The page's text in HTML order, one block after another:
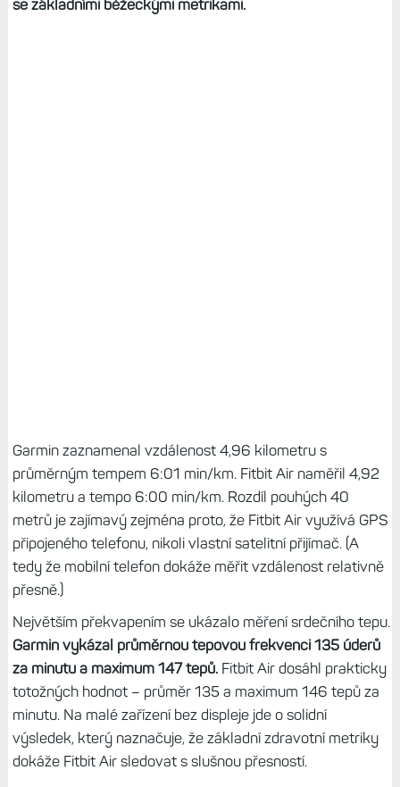
se základními běžeckými metrikami.
Garmin zaznamenal vzdálenost 4,96 kilometru s
průměrným tempem 6:01 min/km. Fitbit Air naměřil 4,92
kilometru a tempo 6:00 min/km. Rozdíl pouhých 40
metrů je zajímavý zejména proto, že Fitbit Air využívá GPS
připojeného telefonu, nikoli vlastní satelitní přijímač. (A
tedy že mobilní telefon dokáže měřit vzdálenost relativně
přesně.)
Největším překvapením se ukázalo měření srdečního tepu.
Garmin vykázal průměrnou tepovou frekvenci 135 úderů
za minutu a maximum 147 tepů.Fitbit Air dosáhl prakticky
totožných hodnot – průměr 135 a maximum 146 tepů za
minutu. Na malé zařízení bez displeje jde o solidní
výsledek, který naznačuje, že základní zdravotní metriky
dokáže Fitbit Air sledovat s slušnou přesností.